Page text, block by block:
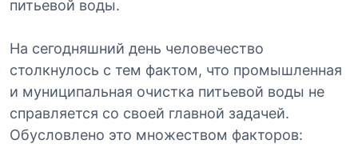
питьевой воды.
На сегодняшний день человечество
столкнулось с тем фактом, что промышленная
и муниципальная очистка питьевой воды не
справляется со своей главной задачей.
Обусловлено это множеством факторов: